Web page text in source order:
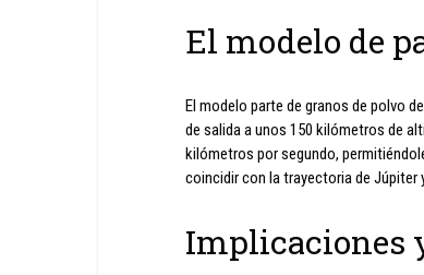
El modelo de
El modelo parte de granos de polvo
de salida a unos 150 kilómetros de
kilómetros por segundo,
coincidir con la trayectoria de Júpiter
Implicaciones